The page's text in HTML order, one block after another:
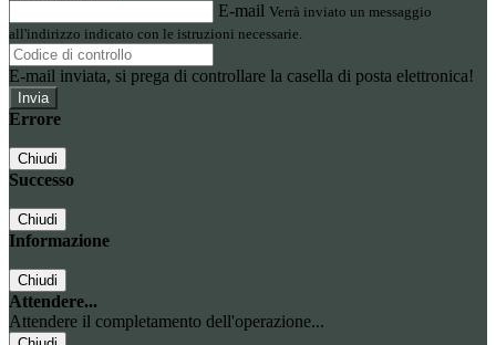
E-mail Verrà inviato un messaggio
all'indirizzo indicato con le istruzioni necessarie.
E-mail inviata, si prega di controllare la casella di posta elettronica!
Errore
Chiudi
Successo
Chiudi
Informazione
Chiudi
Attendere...
Attendere il completamento dell'operazione...